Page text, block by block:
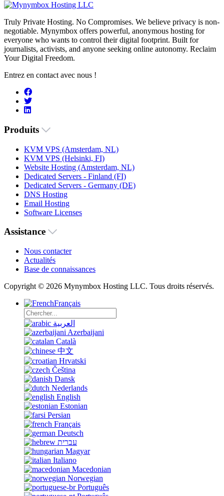
Truly Private Hosting. No Compromises. We believe privacy is non-
negotiable. Mynymbox offers powerful, anonymous hosting for
everyone who wants to control their digital footprint. Built for
journalists, activists, and anyone seeking online autonomy. Reclaim
Your Digital Freedom.
Entrez en contact avec nous !
Produits
KVM VPS (Amsterdam, NL)
KVM VPS (Helsinki, FI)
Website Hosting (Amsterdam, NL)
Dedicated Servers - Finland (FI)
Dedicated Servers - Germany (DE)
DNS Hosting
Email Hosting
Software Licenses
Assistance
Nous contacter
Actualités
Base de connaissances
Copyright © 2026 Mynymbox Hosting LLC. Tous droits réservés.
Français
العربية
Azerbaijani
Català
中文
Hrvatski
Čeština
Dansk
Nederlands
English
Estonian
Persian
Français
Deutsch
עברית
Magyar
Italiano
Macedonian
Norwegian
Português